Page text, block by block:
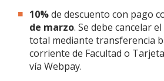
10%de descuento con pago
de marzo. Se debe cancelar
total mediante transferencia
corriente de Facultad o
vía Webpay.